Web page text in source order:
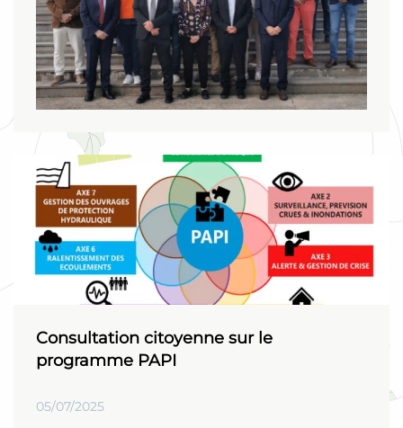
Consultation citoyenne sur le
programme PAPI
05/07/2025